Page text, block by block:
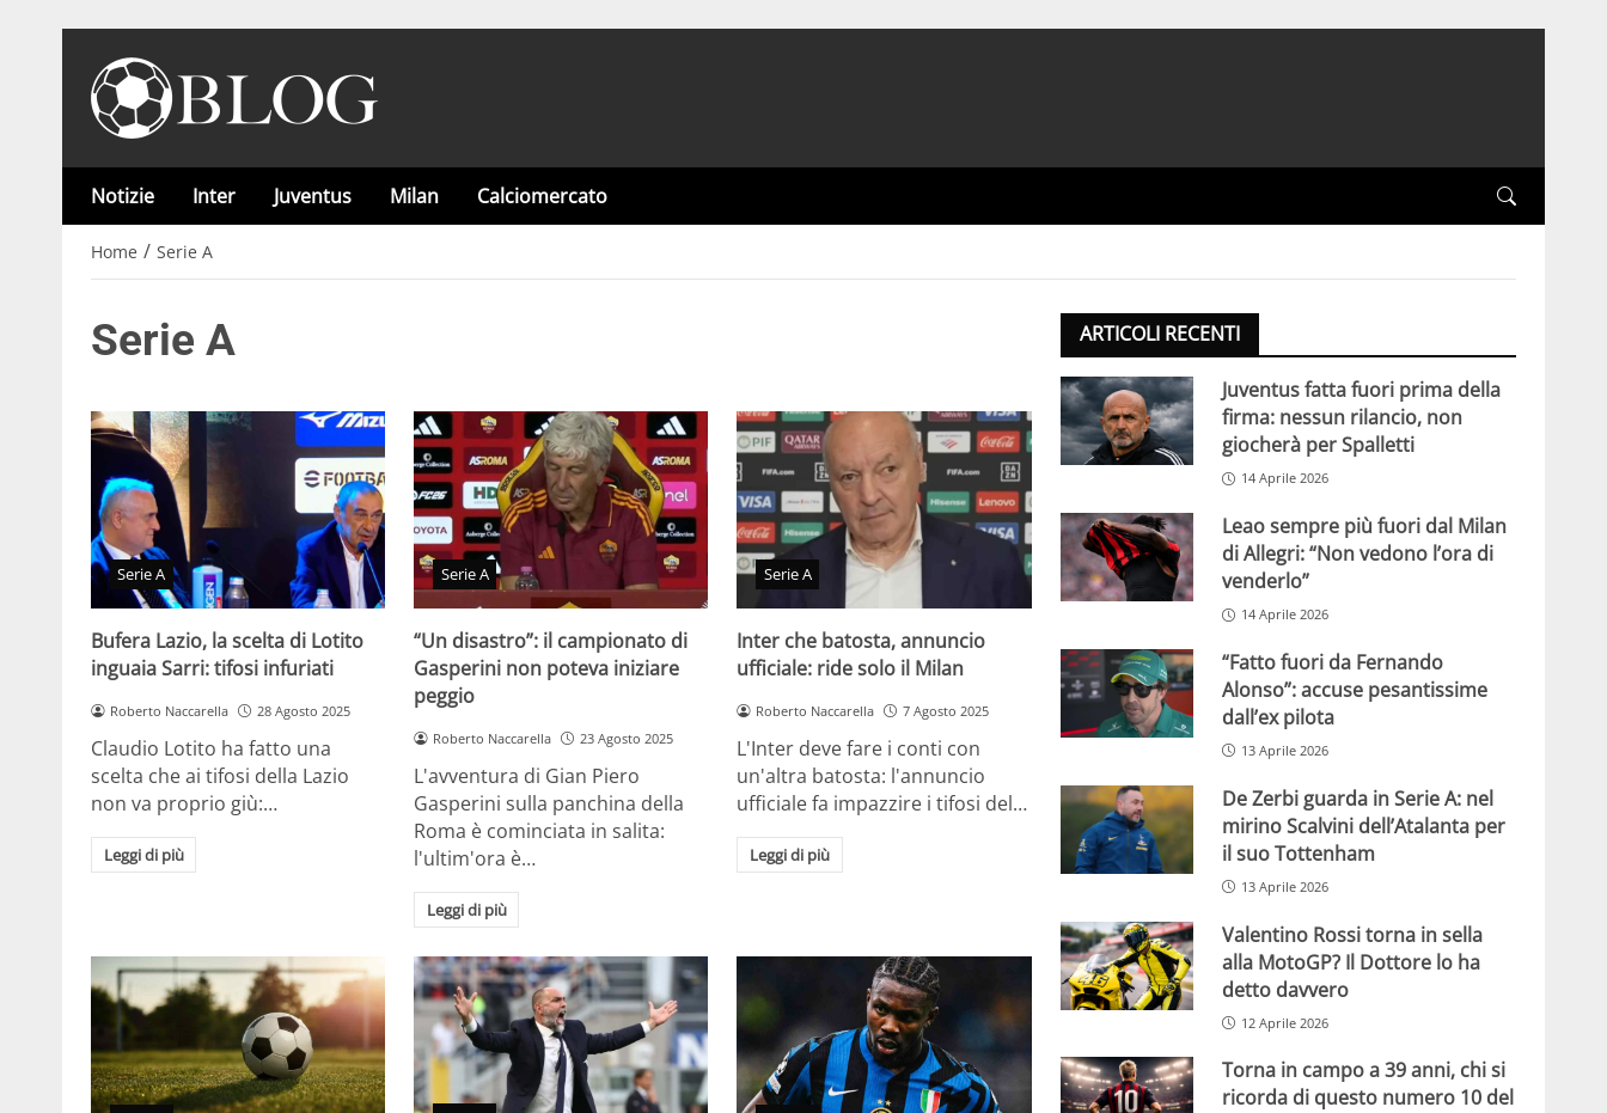
Notizie Inter Juventus Milan Calciomercato
Home / Serie A
Serie A
Serie A
Bufera Lazio, la scelta di Lotito
inguaia Sarri: tifosi infuriati
Roberto Naccarella 28 Agosto 2025
Claudio Lotito ha fatto una
scelta che ai tifosi della Lazio
non va proprio giù:…
Leggi di più
Serie A
“Un disastro”: il campionato di
Gasperini non poteva iniziare
peggio
Roberto Naccarella 23 Agosto 2025
L'avventura di Gian Piero
Gasperini sulla panchina della
Roma è cominciata in salita:
l'ultim'ora è…
Leggi di più
Serie A
Inter che batosta, annuncio
ufficiale: ride solo il Milan
Roberto Naccarella 7 Agosto 2025
L'Inter deve fare i conti con
un'altra batosta: l'annuncio
ufficiale fa impazzire i tifosi del…
Leggi di più
ARTICOLI RECENTI
Juventus fatta fuori prima della
firma: nessun rilancio, non
giocherà per Spalletti
14 Aprile 2026
Leao sempre più fuori dal Milan
di Allegri: “Non vedono l’ora di
venderlo”
14 Aprile 2026
“Fatto fuori da Fernando
Alonso”: accuse pesantissime
dall’ex pilota
13 Aprile 2026
De Zerbi guarda in Serie A: nel
mirino Scalvini dell’Atalanta per
il suo Tottenham
13 Aprile 2026
Valentino Rossi torna in sella
alla MotoGP? Il Dottore lo ha
detto davvero
12 Aprile 2026
Torna in campo a 39 anni, chi si
ricorda di questo numero 10 del